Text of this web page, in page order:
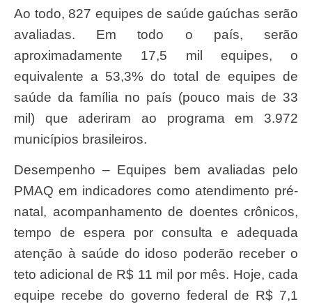
Ao todo, 827 equipes de saúde gaúchas serão
avaliadas. Em todo o país, serão
aproximadamente 17,5 mil equipes, o
equivalente a 53,3% do total de equipes de
saúde da família no país (pouco mais de 33
mil) que aderiram ao programa em 3.972
municípios brasileiros.
Desempenho – Equipes bem avaliadas pelo
PMAQ em indicadores como atendimento pré-
natal, acompanhamento de doentes crônicos,
tempo de espera por consulta e adequada
atenção à saúde do idoso poderão receber o
teto adicional de R$ 11 mil por mês. Hoje, cada
equipe recebe do governo federal de R$ 7,1